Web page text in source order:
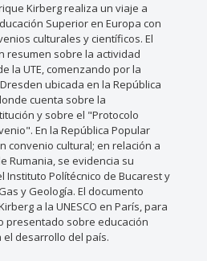
Kirberg realiza un viaje a
Superior en Europa con
culturales y científicos. El
resumen sobre la actividad
la UTE, comenzando por la
ubicada en la República
cuenta sobre la
y sobre el "Protocolo
En la República Popular
convenio cultural; en relación a
Rumania, se evidencia su
Instituto Polítécnico de Bucarest y
y Geología. El documento
a la UNESCO en París, para
presentado sobre educación
desarrollo del país.